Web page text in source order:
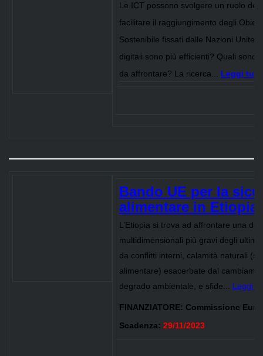
Le ICT possono svolgere un ruolo
facilitare il raggiungimento degli
Sostenibile fissati dalle Nazioni Unite?
digitali sono più efficienti? Quali sono
da affrontare? La ricerca...
Leggi
Bando UE per la
alimentare in Etiopia
L’Etiopia si trova ad affrontare una
multidimensionali più gravi degli ultimi
da conflitti interni, calamità naturali
alimentare) esacerbate dal
degrado ambientale, e sfide... Leggi
FINANZIATORE: Commissione
Scadenza: 29/11/2023